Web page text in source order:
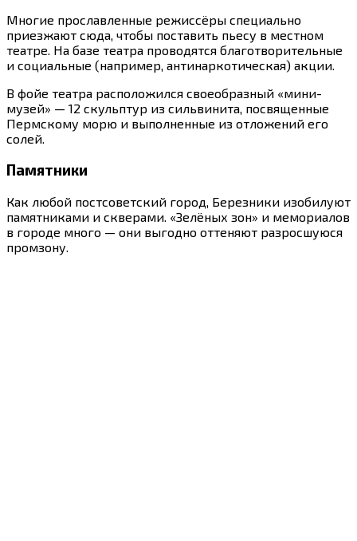
Многие прославленные режиссёры специально
приезжают сюда, чтобы поставить пьесу в местном
театре. На базе театра проводятся благотворительные
и социальные (например, антинаркотическая) акции.
В фойе театра расположился своеобразный «мини-
музей» — 12 скульптур из сильвинита, посвященные
Пермскому морю и выполненные из отложений его
солей.
Памятники
Как любой постсоветский город, Березники изобилуют
памятниками и скверами. «Зелёных зон» и мемориалов
в городе много — они выгодно оттеняют разросшуюся
промзону.